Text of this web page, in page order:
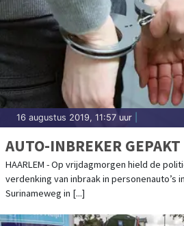
16 augustus 2019, 11:57 uur
AUTO-INBREKER GEPAKT
HAARLEM - Op vrijdagmorgen hield de
verdenking van inbraak in personenauto’s
Surinameweg in [...]